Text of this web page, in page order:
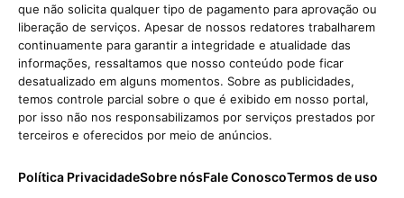
que não solicita qualquer tipo de pagamento para aprovação ou
liberação de serviços. Apesar de nossos redatores trabalharem
continuamente para garantir a integridade e atualidade das
informações, ressaltamos que nosso conteúdo pode ficar
desatualizado em alguns momentos. Sobre as publicidades,
temos controle parcial sobre o que é exibido em nosso portal,
por isso não nos responsabilizamos por serviços prestados por
terceiros e oferecidos por meio de anúncios.
Política PrivacidadeSobre nósFale ConoscoTermos de uso